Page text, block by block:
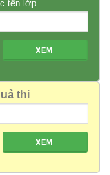
tên lớp
XEM
thi
XEM